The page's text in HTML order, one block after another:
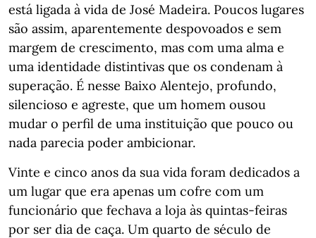
está ligada à vida de José Madeira. Poucos lugares
são assim, aparentemente despovoados e sem
margem de crescimento, mas com uma alma e
uma identidade distintivas que os condenam à
superação. É nesse Baixo Alentejo, profundo,
silencioso e agreste, que um homem ousou
mudar o perfil de uma instituição que pouco ou
nada parecia poder ambicionar.
Vinte e cinco anos da sua vida foram dedicados a
um lugar que era apenas um cofre com um
funcionário que fechava a loja às quintas-feiras
por ser dia de caça. Um quarto de século de